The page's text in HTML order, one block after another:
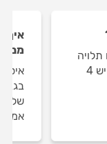
ביום ובשעה בה תיכנסו לאתר. ברגע זה יש 4
איך